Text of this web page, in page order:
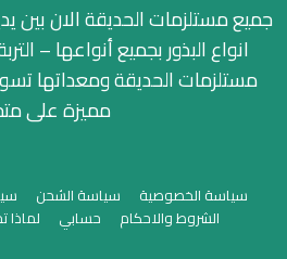
جميع مستلزمات الحديقة الان
انواع البذور بجميع أنواعها –
مستلزمات الحديقة ومعداتها
مميزة على
سياسة الخصوصية سياسة الشحن
الشروط والاحكام
حسابي لماذا